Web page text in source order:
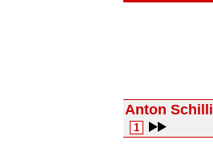
Anton Schilli
1